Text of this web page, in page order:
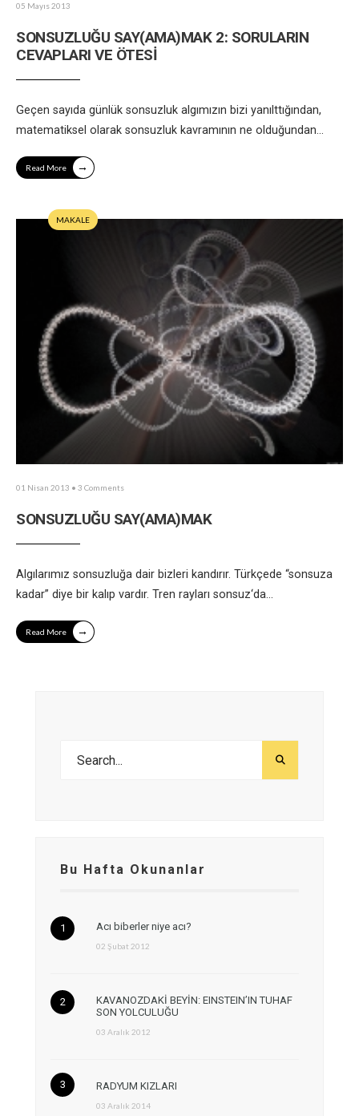
05 Mayıs 2013
SONSUZLUĞU SAY(AMA)MAK 2: SORULARIN
CEVAPLARI VE ÖTESİ
Geçen sayıda günlük sonsuzluk algımızın bizi yanılttığından,
matematiksel olarak sonsuzluk kavramının ne olduğundan...
Read More →
MAKALE
01 Nisan 2013 • 3 Comments
SONSUZLUĞU SAY(AMA)MAK
Algılarımız sonsuzluğa dair bizleri kandırır. Türkçede “sonsuza
kadar” diye bir kalıp vardır. Tren rayları sonsuz‘da...
Read More →
Bu Hafta Okunanlar
Acı biberler niye acı?
02 Şubat 2012
KAVANOZDAKİ BEYİN: EINSTEIN’IN TUHAF
SON YOLCULUĞU
03 Aralık 2012
RADYUM KIZLARI
03 Aralık 2014